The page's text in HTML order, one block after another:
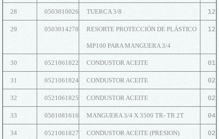
28 0503010026 TUERCA 3/8 12
29 0503014278 RESORTE PROTECCIÓN DE PLÁSTICO
MP100 PARA MANGUERA 3/4
12
30 0521061822 CONDUSTOR ACEITE 01
31 0521061824 CONDUSTOR ACEITE 02
32 0521061825 CONDUSTOR ACEITE 02
33 0501081616 MANGUERA 3/4 X 3500 TR- TR 2T 04
34 0521061827 CONDUSTOR ACEITE (PRESION) 02